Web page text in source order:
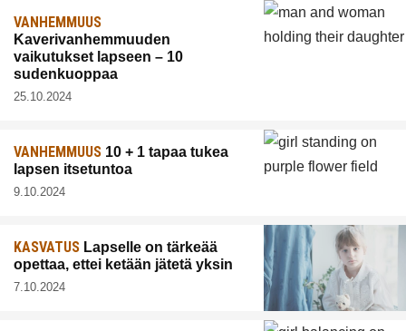
VANHEMMUUS
Kaverivanhemmuuden
vaikutukset lapseen – 10
sudenkuoppaa
25.10.2024
VANHEMMUUS 10 + 1 tapaa tukea
lapsen itsetuntoa
9.10.2024
KASVATUS Lapselle on tärkeää
opettaa, ettei ketään jätetä yksin
7.10.2024